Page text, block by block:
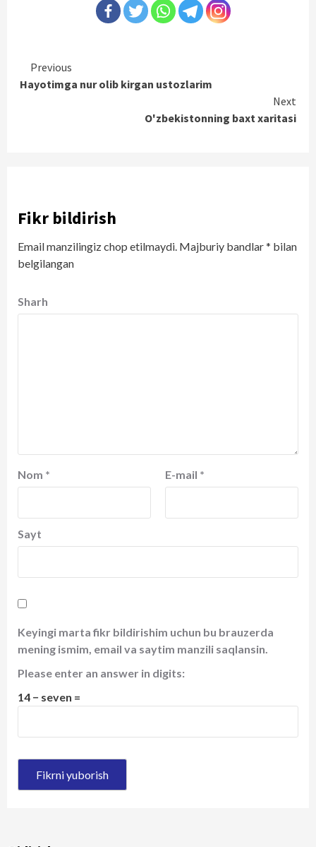
Continue
Reading
Previous
Hayotimga nur olib kirgan ustozlarim
Next
O'zbekistonning baxt xaritasi
Fikr bildirish
Email manzilingiz chop etilmaydi. Majburiy bandlar* bilan
belgilangan
Sharh
Nom * E-mail *
Sayt
Keyingi marta fikr bildirishim uchun bu brauzerda
mening ismim, email va saytim manzili saqlansin.
Please enter an answer in digits:
14 − seven =